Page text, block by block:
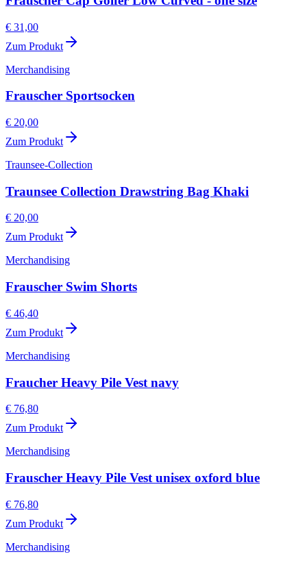
€ 31,00
Zum Produkt
Merchandising
Frauscher Sportsocken
€ 20,00
Zum Produkt
Traunsee-Collection
Traunsee Collection Drawstring Bag Khaki
€ 20,00
Zum Produkt
Merchandising
Frauscher Swim Shorts
€ 46,40
Zum Produkt
Merchandising
Fraucher Heavy Pile Vest navy
€ 76,80
Zum Produkt
Merchandising
Frauscher Heavy Pile Vest unisex oxford blue
€ 76,80
Zum Produkt
Merchandising